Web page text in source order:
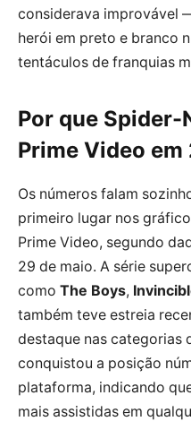
considerava improvável
herói em preto e branco
tentáculos de franquias
Por que Spider-
Prime Video em
Os números falam
primeiro lugar nos
Prime Video, segundo
29 de maio. A série
como The Boys,
também teve estreia
destaque nas categorias
conquistou a posição
plataforma, indicando
mais assistidas em